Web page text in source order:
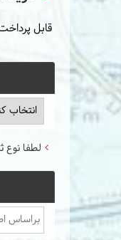
قابل
لطفا نوع